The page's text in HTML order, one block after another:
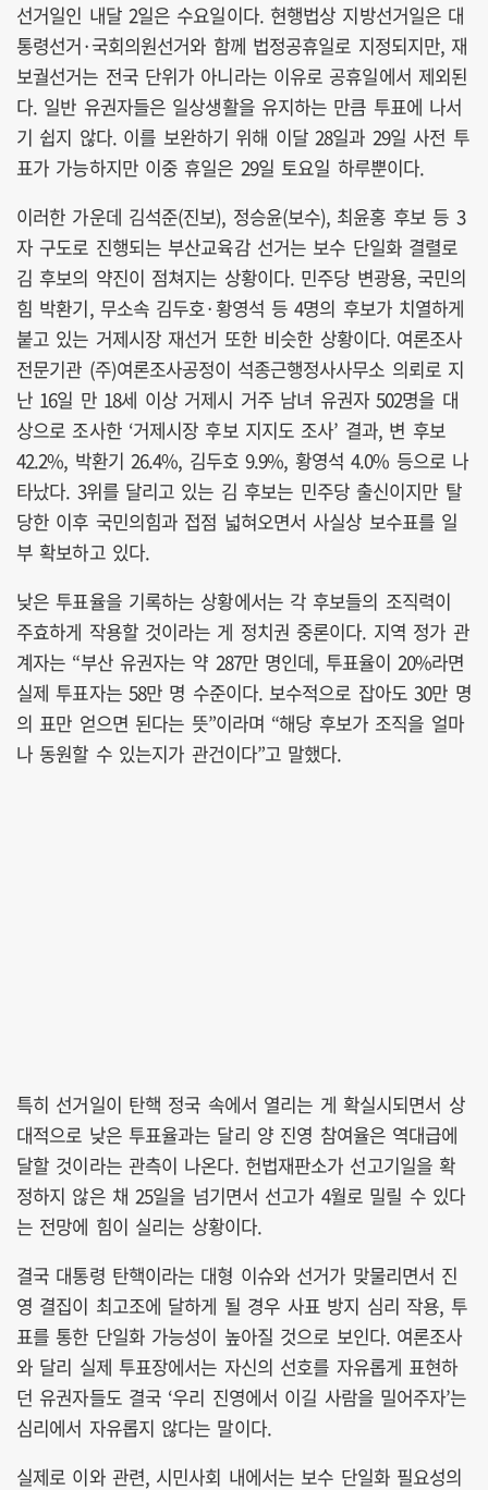
선거일인 내달 2일은 수요일이다. 현행법상 지방선거일은 대
통령선거·국회의원선거와 함께 법정공휴일로 지정되지만, 재
보궐선거는 전국 단위가 아니라는 이유로 공휴일에서 제외된
다. 일반 유권자들은 일상생활을 유지하는 만큼 투표에 나서
기 쉽지 않다. 이를 보완하기 위해 이달 28일과 29일 사전 투
표가 가능하지만 이중 휴일은 29일 토요일 하루뿐이다.
이러한 가운데 김석준(진보), 정승윤(보수), 최윤홍 후보 등 3
자 구도로 진행되는 부산교육감 선거는 보수 단일화 결렬로
김 후보의 약진이 점쳐지는 상황이다. 민주당 변광용, 국민의
힘 박환기, 무소속 김두호·황영석 등 4명의 후보가 치열하게
붙고 있는 거제시장 재선거 또한 비슷한 상황이다. 여론조사
전문기관 (주)여론조사공정이 석종근행정사사무소 의뢰로 지
난 16일 만 18세 이상 거제시 거주 남녀 유권자 502명을 대
상으로 조사한 ‘거제시장 후보 지지도 조사’ 결과, 변 후보
42.2%, 박환기 26.4%, 김두호 9.9%, 황영석 4.0% 등으로 나
타났다. 3위를 달리고 있는 김 후보는 민주당 출신이지만 탈
당한 이후 국민의힘과 접점 넓혀오면서 사실상 보수표를 일
부 확보하고 있다.
낮은 투표율을 기록하는 상황에서는 각 후보들의 조직력이
주효하게 작용할 것이라는 게 정치권 중론이다. 지역 정가 관
계자는 “부산 유권자는 약 287만 명인데, 투표율이 20%라면
실제 투표자는 58만 명 수준이다. 보수적으로 잡아도 30만 명
의 표만 얻으면 된다는 뜻”이라며 “해당 후보가 조직을 얼마
나 동원할 수 있는지가 관건이다”고 말했다.
특히 선거일이 탄핵 정국 속에서 열리는 게 확실시되면서 상
대적으로 낮은 투표율과는 달리 양 진영 참여율은 역대급에
달할 것이라는 관측이 나온다. 헌법재판소가 선고기일을 확
정하지 않은 채 25일을 넘기면서 선고가 4월로 밀릴 수 있다
는 전망에 힘이 실리는 상황이다.
결국 대통령 탄핵이라는 대형 이슈와 선거가 맞물리면서 진
영 결집이 최고조에 달하게 될 경우 사표 방지 심리 작용, 투
표를 통한 단일화 가능성이 높아질 것으로 보인다. 여론조사
와 달리 실제 투표장에서는 자신의 선호를 자유롭게 표현하
던 유권자들도 결국 ‘우리 진영에서 이길 사람을 밀어주자’는
심리에서 자유롭지 않다는 말이다.
실제로 이와 관련, 시민사회 내에서는 보수 단일화 필요성의